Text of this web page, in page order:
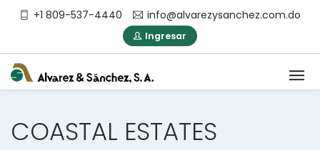
+1 809-537-4440 info@alvarezysanchez.com.do
Ingresar
COASTAL ESTATES